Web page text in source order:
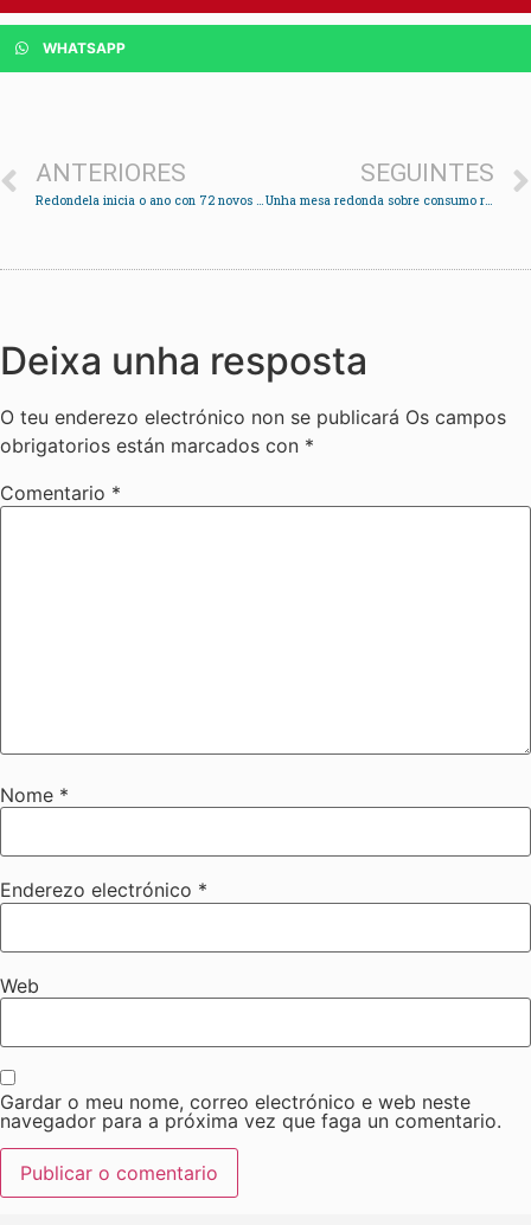
WHATSAPP
ANTERIORES
Redondela inicia o ano con 72 novos desempregados
SEGUINTES
Unha mesa redonda sobre consumo responsable abre un ciclo de actividades de Loaira
Deixa unha resposta
O teu enderezo electrónico non se publicará Os campos
obrigatorios están marcados con *
Comentario *
Nome *
Enderezo electrónico *
Web
Gardar o meu nome, correo electrónico e web neste
navegador para a próxima vez que faga un comentario.